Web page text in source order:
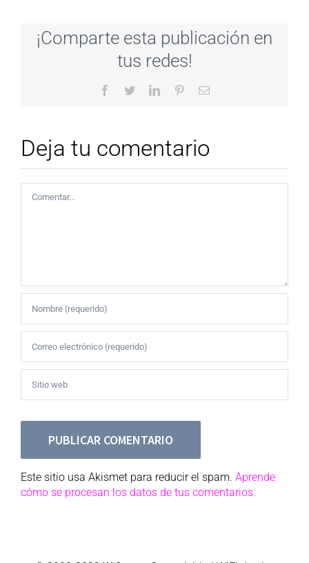
¡Comparte esta publicación en
tus redes!
Facebook
TwitterLinkedInPinterestCorreo
Deja tu comentario
Este sitio usa Akismet para reducir el spam. Aprende
cómo se procesan los datos de tus comentarios.